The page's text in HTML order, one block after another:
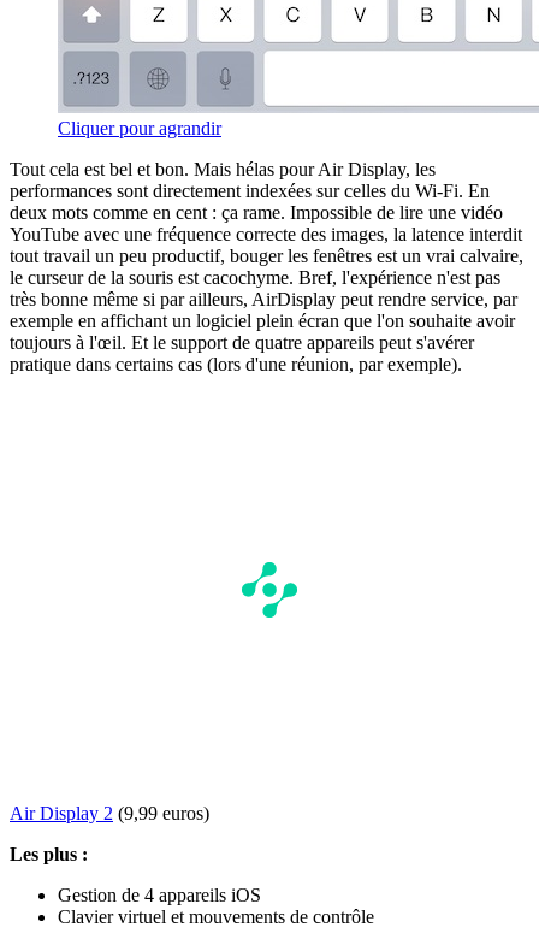
Cliquer pour agrandir
Tout cela est bel et bon. Mais hélas pour Air Display, les
performances sont directement indexées sur celles du Wi-Fi. En
deux mots comme en cent : ça rame. Impossible de lire une vidéo
YouTube avec une fréquence correcte des images, la latence interdit
tout travail un peu productif, bouger les fenêtres est un vrai calvaire,
le curseur de la souris est cacochyme. Bref, l'expérience n'est pas
très bonne même si par ailleurs, AirDisplay peut rendre service, par
exemple en affichant un logiciel plein écran que l'on souhaite avoir
toujours à l'œil. Et le support de quatre appareils peut s'avérer
pratique dans certains cas (lors d'une réunion, par exemple).
Air Display 2 (9,99 euros)
Les plus :
Gestion de 4 appareils iOS
Clavier virtuel et mouvements de contrôle